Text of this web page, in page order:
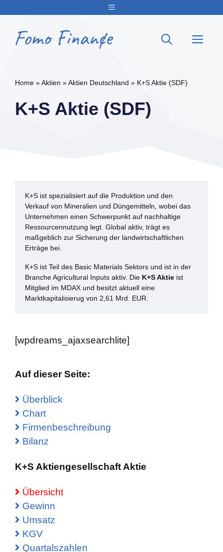
springen
Menu
Home »Aktien »Aktien Deutschland » K+S Aktie (SDF)
K+S Aktie (SDF)
K+S ist spezialisiert auf die Produktion und den
Verkauf von Mineralien und Düngemitteln, wobei das
Unternehmen einen Schwerpunkt auf nachhaltige
Ressourcennutzung legt. Global aktiv, trägt es
maßgeblich zur Sicherung der landwirtschaftlichen
Erträge bei.
K+S ist Teil des Basic Materials Sektors und ist in der
Branche Agricultural Inputs aktiv. Die K+S Aktie ist
Mitglied im MDAX und besitzt aktuell eine
Marktkapitalisierug von 2,61 Mrd. EUR.
[wpdreams_ajaxsearchlite]
Auf dieser Seite:
Überblick
Chart
Firmenbeschreibung
Bilanz
K+S Aktiengesellschaft Aktie
Übersicht
Gewinn
Umsatz
KGV
Quartalszahlen